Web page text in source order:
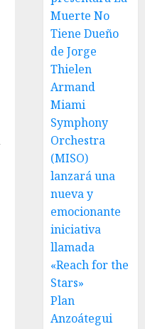
Muerte No
Tiene Dueño
de Jorge
Thielen
Armand
Miami
Symphony
Orchestra
(MISO)
lanzará una
nueva y
emocionante
iniciativa
llamada
«Reach for the
Stars»
Plan
Anzoátegui